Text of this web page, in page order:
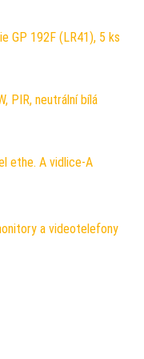
GP 192F (LR41), 5 ks
PIR, neutrální bílá
ethe. A vidlice-A
a videotelefony